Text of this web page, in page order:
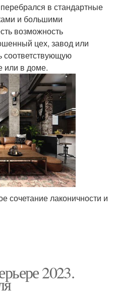
в стандартные
и большими
возможность
цех, завод или
соответствующую
или в доме.
сочетание лаконичности и
2023.